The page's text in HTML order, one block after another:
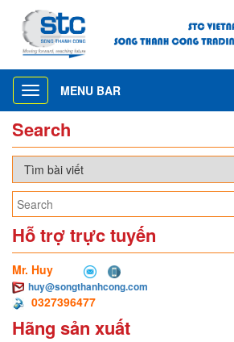
Toggle
navigation
MENU BAR
Search
Hỗ trợ trực tuyến
Mr. Huy
huy@songthanhcong.com
0327396477
Hãng sản xuất